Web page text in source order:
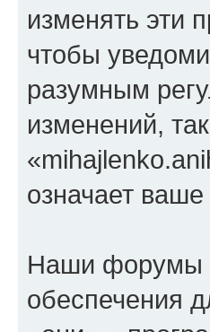
изменять эти
чтобы
разумным
изменений,
означает
Наши форумы
обеспечения